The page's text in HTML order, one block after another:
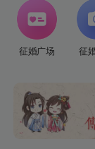
征婚广场 征
约会 单